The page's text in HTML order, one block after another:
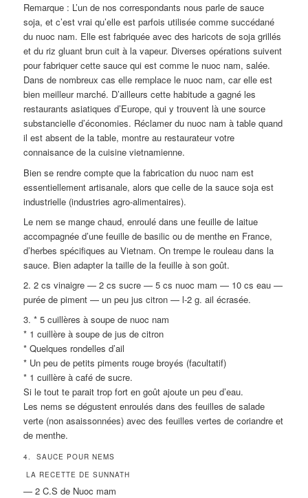
Remarque : L’un de nos correspondants nous parle de sauce
soja, et c’est vrai qu’elle est parfois utilisée comme succédané
du nuoc nam. Elle est fabriquée avec des haricots de soja grillés
et du riz gluant brun cuit à la vapeur. Diverses opérations suivent
pour fabriquer cette sauce qui est comme le nuoc nam, salée.
Dans de nombreux cas elle remplace le nuoc nam, car elle est
bien meilleur marché. D’ailleurs cette habitude a gagné les
restaurants asiatiques d’Europe, qui y trouvent là une source
substancielle d’économies. Réclamer du nuoc nam à table quand
il est absent de la table, montre au restaurateur votre
connaisance de la cuisine vietnamienne.
Bien se rendre compte que la fabrication du nuoc nam est
essentiellement artisanale, alors que celle de la sauce soja est
industrielle (industries agro-alimentaires).
Le nem se mange chaud, enroulé dans une feuille de laitue
accompagnée d’une feuille de basilic ou de menthe en France,
d’herbes spécifiques au Vietnam. On trempe le rouleau dans la
sauce. Bien adapter la taille de la feuille à son goût.
2. 2 cs vinaigre — 2 cs sucre — 5 cs nuoc mam — 10 cs eau —
purée de piment — un peu jus citron — l-2 g. ail écrasée.
3. * 5 cuillères à soupe de nuoc nam
* 1 cuillère à soupe de jus de citron
* Quelques rondelles d’ail
* Un peu de petits piments rouge broyés (facultatif)
* 1 cuillère à café de sucre.
Si le tout te parait trop fort en goût ajoute un peu d’eau.
Les nems se dégustent enroulés dans des feuilles de salade
verte (non asaissonnées) avec des feuilles vertes de coriandre et
de menthe.
4. SAUCE POUR NEMS
LA RECETTE DE SUNNATH
— 2 C.S de Nuoc mam